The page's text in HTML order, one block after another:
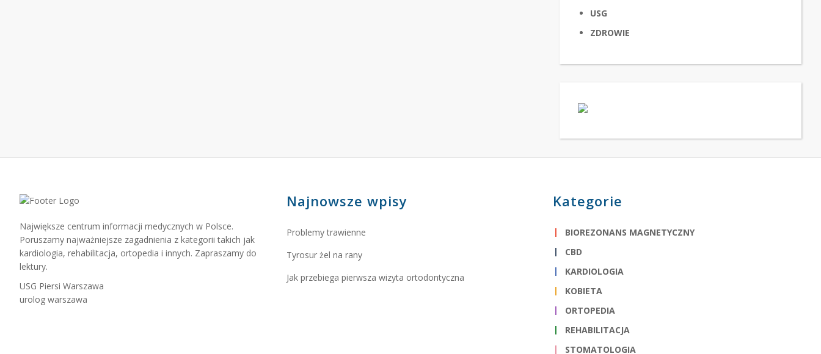
USG
ZDROWIE
Największe centrum informacji medycznych w Polsce.
Poruszamy najważniejsze zagadnienia z kategorii takich jak
kardiologia, rehabilitacja, ortopedia i innych. Zapraszamy do
lektury.
USG Piersi Warszawa
urolog warszawa
Najnowsze wpisy
Problemy trawienne
Tyrosur żel na rany
Jak przebiega pierwsza wizyta ortodontyczna
Kategorie
BIOREZONANS MAGNETYCZNY
CBD
KARDIOLOGIA
KOBIETA
ORTOPEDIA
REHABILITACJA
STOMATOLOGIA